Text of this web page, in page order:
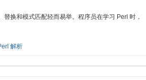
换和模式匹配轻而易举。程序员在学习 Perl 时，
解析